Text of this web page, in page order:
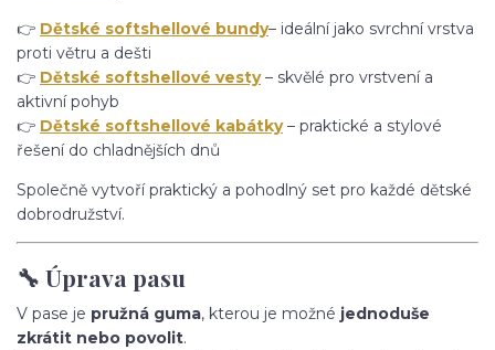
👉 Dětské softshellové bundy– ideální jako svrchní vrstva
proti větru a dešti
👉 Dětské softshellové vesty– skvělé pro vrstvení a
aktivní pohyb
👉 Dětské softshellové kabátky– praktické a stylové
řešení do chladnějších dnů
Společně vytvoří praktický a pohodlný set pro každé dětské
dobrodružství.
🔧 Úprava pasu
V pase je pružná guma, kterou je možné jednoduše
zkrátit nebo povolit.